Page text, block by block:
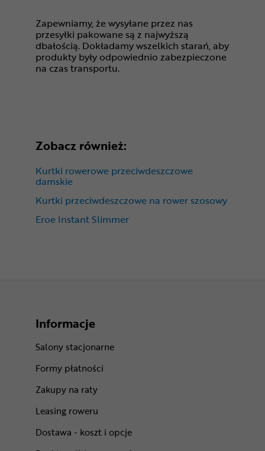
Zapewniamy, że wysyłane przez nas
przesyłki pakowane są z najwyższą
dbałością. Dokładamy wszelkich starań, aby
produkty były odpowiednio zabezpieczone
na czas transportu.
Zobacz również:
Kurtki rowerowe przeciwdeszczowe
damskie
Kurtki przeciwdeszczowe na rower szosowy
Eroe Instant Slimmer
Informacje
Salony stacjonarne
Formy płatności
Zakupy na raty
Leasing roweru
Dostawa - koszt i opcje